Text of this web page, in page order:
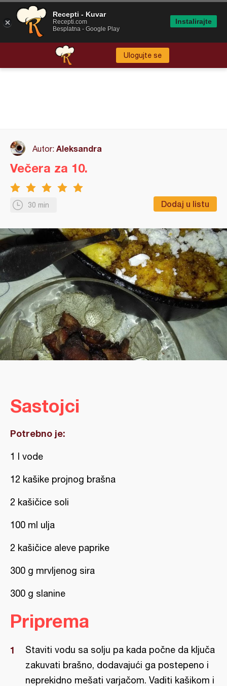
Ulogujte se
Autor: Aleksandra
30 min Dodaj u listu
Večera za 10.
Sastojci
Potrebno je:
1 l vode
12 kašike projnog brašna
2 kašičice soli
100 ml ulja
2 kašičice aleve paprike
300 g mrvljenog sira
300 g slanine
Priprema
Staviti vodu sa solju pa kada počne da ključa
zakuvati brašno, dodavajući ga postepeno i
neprekidno mešati varjačom. Vaditi kašikom i
Recepti - Kuvar
Recepti.com
Besplatna - Google Play
Instalirajte